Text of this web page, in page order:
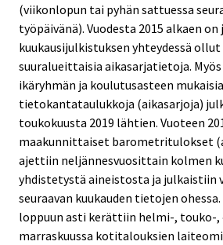
(viikonlopun tai pyhän sattuessa
työpäivänä). Vuodesta 2015 alkaen on
kuukausijulkistuksen yhteydessä
suuralueittaisia aikasarjatietoja.
ikäryhmän ja koulutusasteen mukaisia
tietokantataulukkoja (aikasarjoja)
toukokuusta 2019 lähtien. Vuoteen
maakunnittaiset barometritulokset
ajettiin neljännesvuosittain kolmen
yhdistetystä aineistosta ja julkaistiin
seuraavan kuukauden tietojen ohessa.
loppuun asti kerättiin helmi-, touko-,
marraskuussa kotitalouksien